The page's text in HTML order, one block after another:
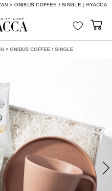
× ONIBUS COFFEE / SINGLE｜HYACCA
× ONIBUS COFFEE / SINGLE